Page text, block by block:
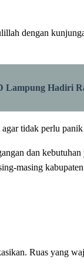
dengan
Lampung Hadiri
tidak perlu
dan
masing
Ruas yang